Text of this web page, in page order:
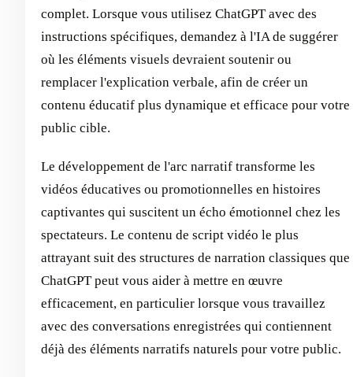
complet. Lorsque vous utilisez ChatGPT avec des
instructions spécifiques, demandez à l'IA de suggérer
où les éléments visuels devraient soutenir ou
remplacer l'explication verbale, afin de créer un
contenu éducatif plus dynamique et efficace pour votre
public cible.
Le développement de l'arc narratif transforme les
vidéos éducatives ou promotionnelles en histoires
captivantes qui suscitent un écho émotionnel chez les
spectateurs. Le contenu de script vidéo le plus
attrayant suit des structures de narration classiques que
ChatGPT peut vous aider à mettre en œuvre
efficacement, en particulier lorsque vous travaillez
avec des conversations enregistrées qui contiennent
déjà des éléments narratifs naturels pour votre public.